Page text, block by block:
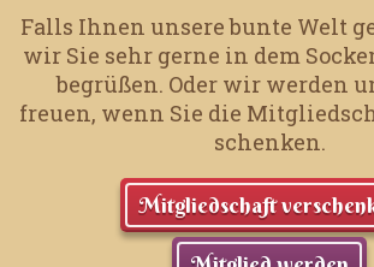
Falls Ihnen unsere bunte Welt
wir Sie sehr gerne in dem
begrüßen. Oder wir werden
freuen, wenn Sie die
schenken.
Mitgliedschaft